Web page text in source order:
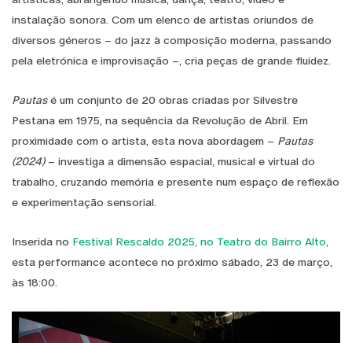
instalação sonora. Com um elenco de artistas oriundos de
diversos géneros – do jazz à composição moderna, passando
pela eletrónica e improvisação –, cria peças de grande fluidez.
Pautasé um conjunto de 20 obras criadas por Silvestre
Pestana em 1975, na sequência da Revolução de Abril. Em
proximidade com o artista, esta nova abordagem – Pautas
(2024) – investiga a dimensão espacial, musical e virtual do
trabalho, cruzando memória e presente num espaço de reflexão
e experimentação sensorial.
Inserida no Festival Rescaldo 2025, no Teatro do Bairro Alto
esta performance acontece no próximo sábado, 23 de março,
às 18:00.